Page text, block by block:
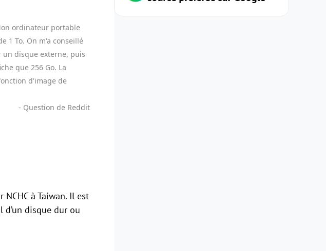
ordinateur portable
1 To. On m'a conseillé
un disque externe, puis
que 256 Go. La
d'image de
- Question de Reddit
à Taiwan. Il est
disque dur ou